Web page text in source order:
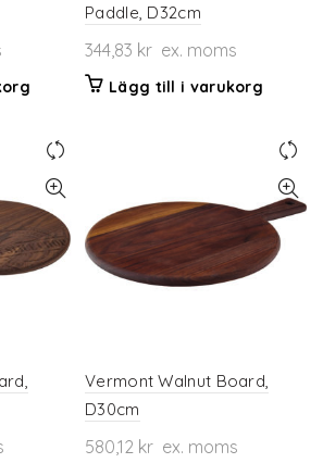
Paddle, D32cm
344,83 kr ex. moms
Lägg till i varukorg
Vermont Walnut Board,
D30cm
580,12 kr ex. moms